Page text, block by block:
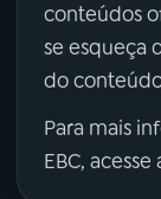
conteúdos
se esqueça
do
Para mais
EBC,